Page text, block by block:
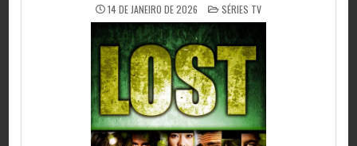
14 DE JANEIRO DE 2026 POSTED
IN
SÉRIES TV